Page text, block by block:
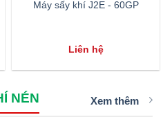
Máy sấy khí J2E - 60GP
Liên hệ
NÉN Xem thêm